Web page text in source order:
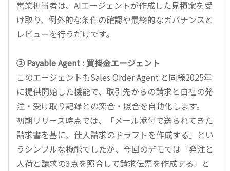
営業担当者は、AIエージェントが作成した見積案を受
け取り、例外的な条件の確認や最終的なガバナンスと
レビューを行うだけです。
② Payable Agent : 買掛金エージェント
このエージェントもSales Order Agent と同様2025年
に提供開始した機能で、取引先からの請求と自社の発
注・受け取り記録との突合・照合を自動化します。
初期リリース時点では、「メール添付で送られてきた
請求書を基に、仕入請求のドラフトを作成する」とい
うシンプルな機能でしたが、今回のデモでは「発注と
入荷と請求の3点を照合して請求伝票を作成する」と